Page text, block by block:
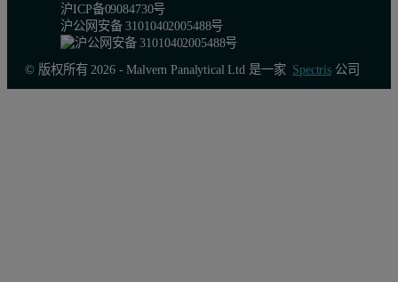
沪ICP备09084730号
沪公网安备 31010402005488号
© 版权所有 2026 - Malvern Panalytical Ltd 是一家 Spectris公司